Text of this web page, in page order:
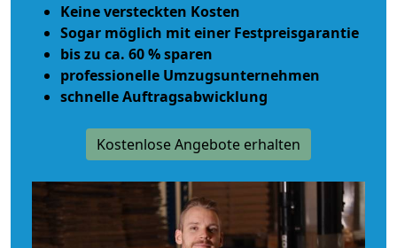
Keine versteckten Kosten
Sogar möglich mit einer Festpreisgarantie
bis zu ca. 60 % sparen
professionelle Umzugsunternehmen
schnelle Auftragsabwicklung
Kostenlose Angebote erhalten